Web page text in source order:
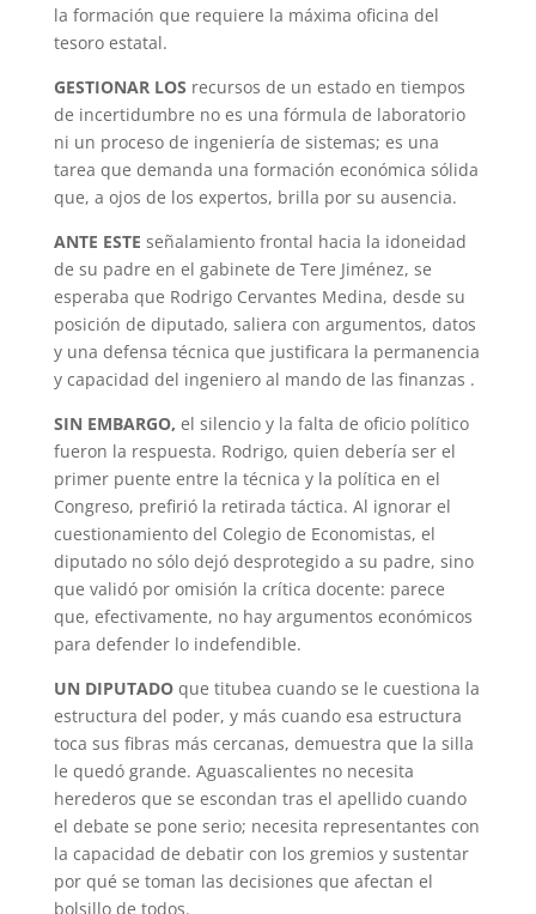
la formación que requiere la máxima oficina del
tesoro estatal.
GESTIONAR LOS recursos de un estado en tiempos
de incertidumbre no es una fórmula de laboratorio
ni un proceso de ingeniería de sistemas; es una
tarea que demanda una formación económica sólida
que, a ojos de los expertos, brilla por su ausencia.
ANTE ESTE señalamiento frontal hacia la idoneidad
de su padre en el gabinete de Tere Jiménez, se
esperaba que Rodrigo Cervantes Medina, desde su
posición de diputado, saliera con argumentos, datos
y una defensa técnica que justificara la permanencia
y capacidad del ingeniero al mando de las finanzas .
SIN EMBARGO, el silencio y la falta de oficio político
fueron la respuesta. Rodrigo, quien debería ser el
primer puente entre la técnica y la política en el
Congreso, prefirió la retirada táctica. Al ignorar el
cuestionamiento del Colegio de Economistas, el
diputado no sólo dejó desprotegido a su padre, sino
que validó por omisión la crítica docente: parece
que, efectivamente, no hay argumentos económicos
para defender lo indefendible.
UN DIPUTADO que titubea cuando se le cuestiona la
estructura del poder, y más cuando esa estructura
toca sus fibras más cercanas, demuestra que la silla
le quedó grande. Aguascalientes no necesita
herederos que se escondan tras el apellido cuando
el debate se pone serio; necesita representantes con
la capacidad de debatir con los gremios y sustentar
por qué se toman las decisiones que afectan el
bolsillo de todos.